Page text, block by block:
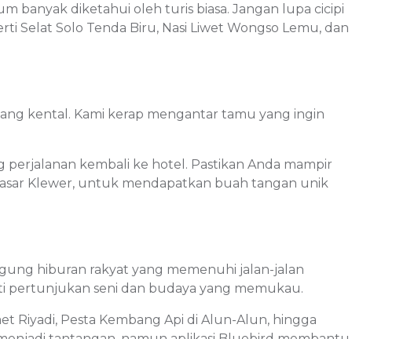
banyak diketahui oleh turis biasa. Jangan lupa cicipi
Selat Solo Tenda Biru, Nasi Liwet Wongso Lemu, dan
kental. Kami kerap mengantar tamu yang ingin
kembali ke hotel. Pastikan Anda mampir
Klewer, untuk mendapatkan buah tangan unik
hiburan rakyat yang memenuhi jalan-jalan
pertunjukan seni dan budaya yang memukau.
Riyadi, Pesta Kembang Api di Alun-Alun, hingga